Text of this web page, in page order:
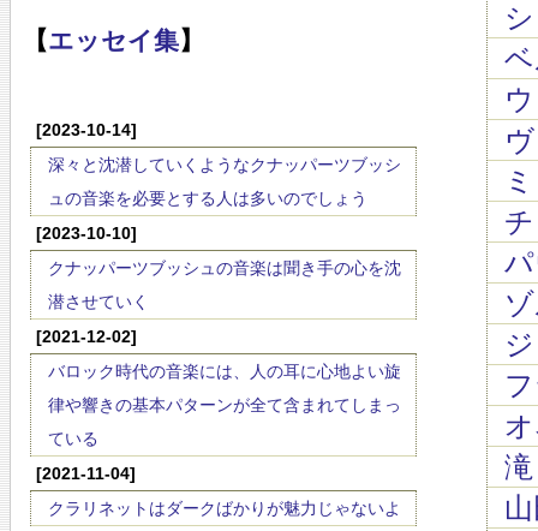
【エッセイ集】
[2023-10-14]
深々と沈潜していくようなクナッパーツブッシ
ュの音楽を必要とする人は多いのでしょう
[2023-10-10]
クナッパーツブッシュの音楽は聞き手の心を沈
潜させていく
[2021-12-02]
バロック時代の音楽には、人の耳に心地よい旋
律や響きの基本パターンが全て含まれてしまっ
ている
[2021-11-04]
クラリネットはダークばかりが魅力じゃないよ